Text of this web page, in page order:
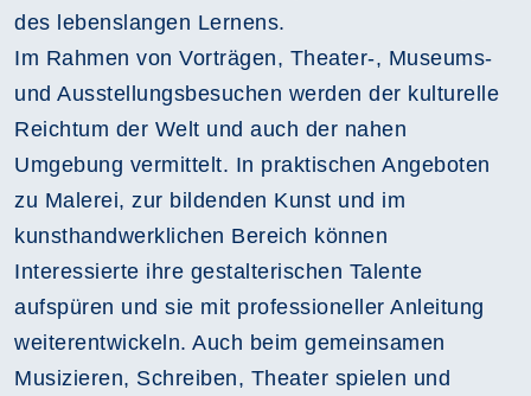
des lebenslangen Lernens.
Im Rahmen von Vorträgen, Theater-, Museums-
und Ausstellungsbesuchen werden der kulturelle
Reichtum der Welt und auch der nahen
Umgebung vermittelt. In praktischen Angeboten
zu Malerei, zur bildenden Kunst und im
kunsthandwerklichen Bereich können
Interessierte ihre gestalterischen Talente
aufspüren und sie mit professioneller Anleitung
weiterentwickeln. Auch beim gemeinsamen
Musizieren, Schreiben, Theater spielen und